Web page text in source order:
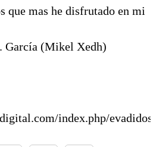
que mas he disfrutado en mi
García (Mikel Xedh)
index.php/